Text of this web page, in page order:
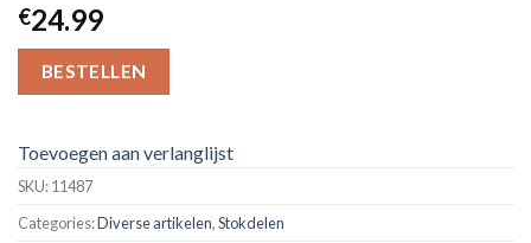
€24.99
BESTELLEN
Toevoegen aan verlanglijst
SKU:11487
Categories:Diverse artikelen,Stokdelen